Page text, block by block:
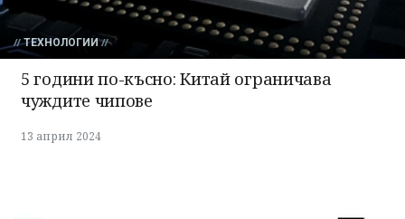
ТЕХНОЛОГИИ
5 години по-късно: Китай ограничава
чуждите чипове
13 април 2024